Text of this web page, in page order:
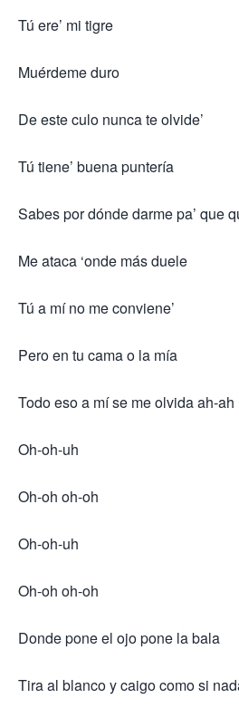
Tú ere’ mi tigre
Muérdeme duro
De este culo nunca te olvide’
Tú tiene’ buena puntería
Sabes por dónde darme pa’ que
Me ataca ‘onde más duele
Tú a mí no me conviene’
Pero en tu cama o la mía
Todo eso a mí se me olvida ah-ah
Oh-oh-uh
Oh-oh oh-oh
Oh-oh-uh
Oh-oh oh-oh
Donde pone el ojo pone la bala
Tira al blanco y caigo como si